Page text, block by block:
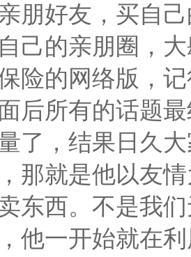
朋好友，买自
己的亲朋圈，
险的网络版，
后所有的话题
了，结果日久
那就是他以友
东西。不是我
他一开始就在